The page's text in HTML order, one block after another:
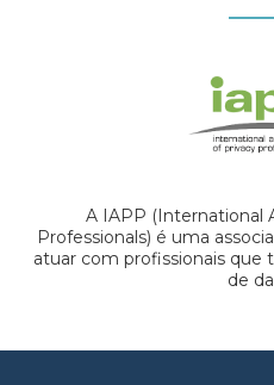
A IAPP (International
Professionals) é uma
atuar com profissionais que
de